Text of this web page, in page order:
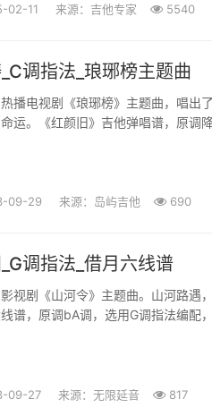
02-11 来源：吉他专家 5540
调指法_琅琊榜主题曲
播电视剧《琅琊榜》主题曲，唱出
运。《红颜旧》吉他弹唱谱，原调
09-29 来源：岛屿吉他 690
调指法_借月六线谱
视剧《山河令》主题曲。山河路遇
谱，原调bA调，选用G调指法编配
09-27 来源：无限延音 817